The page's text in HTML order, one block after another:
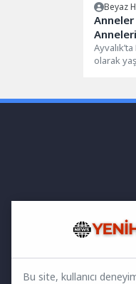
Beyaz
Anneler
Anneleri
olarak
Bu site, kullanıcı